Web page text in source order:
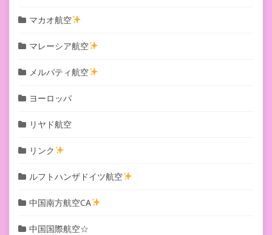
マカオ航空
マレーシア航空
メルパティ航空
ヨーロッパ
リヤド航空
リンク
ルフトハンザドイツ航空
中国南方航空CA
中国国際航空☆